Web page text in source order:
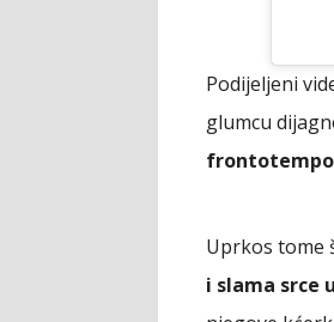
Podijeljeni
glumcu
Uprkos tome
i slama srce